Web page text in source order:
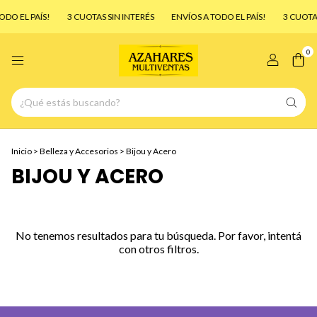
EL PAÍS! 3 CUOTAS SIN INTERÉS ENVÍOS A TODO EL PAÍS! 3
0
Inicio > Belleza y Accesorios > Bijou y Acero
BIJOU Y ACERO
No tenemos resultados para tu búsqueda. Por favor, intentá
con otros filtros.